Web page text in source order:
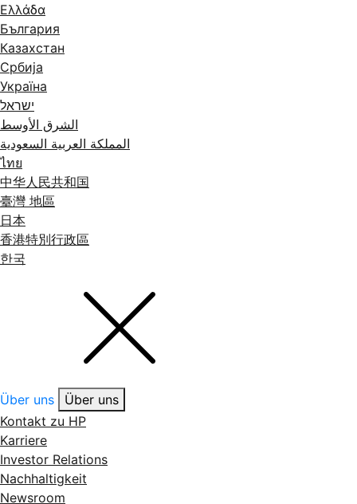
Ελλάδα
България
Казахстан
Србија
Україна
ישראל
الشرق الأوسط
المملكة العربية السعودية
ไทย
中华人民共和国
臺灣 地區
日本
香港特別行政區
한국
Über uns
Über uns
Kontakt zu HP
Karriere
Investor Relations
Nachhaltigkeit
Newsroom